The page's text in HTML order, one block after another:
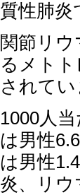
質性肺
関節リ
るメト
されてい
1000人
は男性
は男性
炎、リ